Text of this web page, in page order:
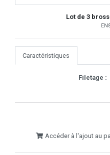
Lot de 3
Caractéristiques
Filetage :
Accéder à l'ajout au